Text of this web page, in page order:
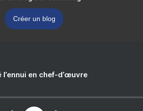
Créer un blog
en chef-d’œuvre